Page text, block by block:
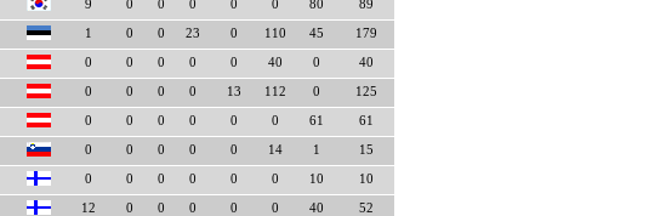
9 0 0 0 0 0 80 89
1 0 0 23 0 110 45 179
0 0 0 0 0 40 0 40
0 0 0 0 13 112 0 125
0 0 0 0 0 0 61 61
0 0 0 0 0 14 1 15
0 0 0 0 0 0 10 10
12 0 0 0 0 0 40 52